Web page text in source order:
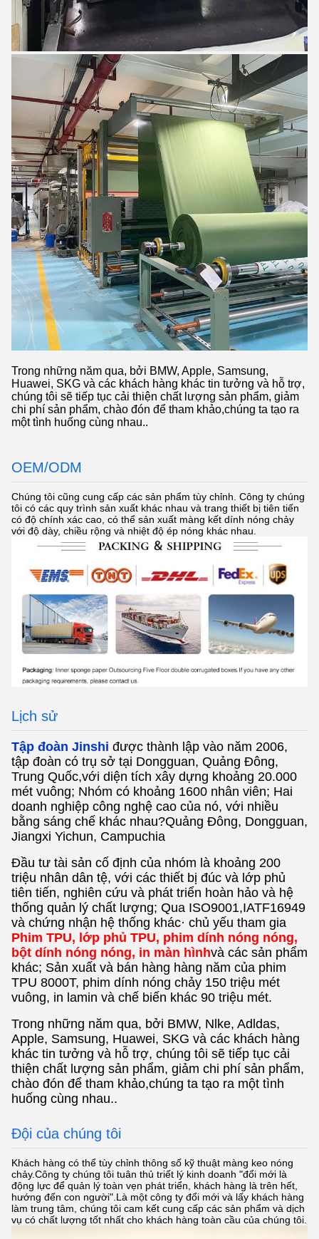
Trong những năm qua, bởi BMW, Apple, Samsung,
Huawei, SKG và các khách hàng khác tin tưởng và hỗ trợ,
chúng tôi sẽ tiếp tục cải thiện chất lượng sản phẩm, giảm
chi phí sản phẩm, chào đón để tham khảo,chúng ta tạo ra
một tình huống cùng nhau..
OEM/ODM
Chúng tôi cũng cung cấp các sản phẩm tùy chỉnh. Công ty chúng
tôi có các quy trình sản xuất khác nhau và trang thiết bị tiên tiến
có độ chính xác cao, có thể sản xuất màng kết dính nóng chảy
với độ dày, chiều rộng và nhiệt độ ép nóng khác nhau.
Lịch sử
Tập đoàn Jinshi được thành lập vào năm 2006,
tập đoàn có trụ sở tại Dongguan, Quảng Đông,
Trung Quốc,với diện tích xây dựng khoảng 20.000
mét vuông; Nhóm có khoảng 1600 nhân viên; Hai
doanh nghiệp công nghệ cao của nó, với nhiều
bằng sáng chế khác nhau?Quảng Đông, Dongguan,
Jiangxi Yichun, Campuchia
Đầu tư tài sản cố định của nhóm là khoảng 200
triệu nhân dân tệ, với các thiết bị đúc và lớp phủ
tiên tiến, nghiên cứu và phát triển hoàn hảo và hệ
thống quản lý chất lượng; Qua ISO9001,IATF16949
và chứng nhận hệ thống khác· chủ yếu tham gia
Phim TPU, lớp phủ TPU, phim dính nóng nóng,
bột dính nóng nóng, in màn hìnhvà các sản phẩm
khác; Sản xuất và bán hàng hàng năm của phim
TPU 8000T, phim dính nóng chảy 150 triệu mét
vuông, in lamin và chế biến khác 90 triệu mét.
Trong những năm qua, bởi BMW, Nlke, Adldas,
Apple, Samsung, Huawei, SKG và các khách hàng
khác tin tưởng và hỗ trợ, chúng tôi sẽ tiếp tục cải
thiện chất lượng sản phẩm, giảm chi phí sản phẩm,
chào đón để tham khảo,chúng ta tạo ra một tình
huống cùng nhau..
Đội của chúng tôi
Khách hàng có thể tùy chỉnh thông số kỹ thuật màng keo nóng
chảy.Công ty chúng tôi tuân thủ triết lý kinh doanh "đổi mới là
động lực để quản lý toàn vẹn phát triển, khách hàng là trên hết,
hướng đến con người".Là một công ty đổi mới và lấy khách hàng
làm trung tâm, chúng tôi cam kết cung cấp các sản phẩm và dịch
vụ có chất lượng tốt nhất cho khách hàng toàn cầu của chúng tôi.